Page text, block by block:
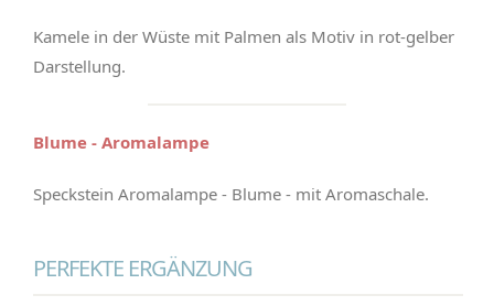
Kamele in der Wüste mit Palmen als Motiv in rot-gelber
Darstellung.
Blume - Aromalampe
Speckstein Aromalampe - Blume - mit Aromaschale.
PERFEKTE ERGÄNZUNG